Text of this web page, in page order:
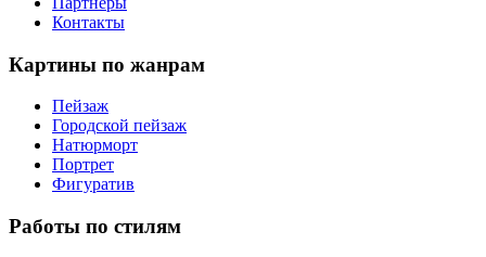
Контакты
Картины по жанрам
Пейзаж
Городской пейзаж
Натюрморт
Портрет
Фигуратив
Работы по стилям